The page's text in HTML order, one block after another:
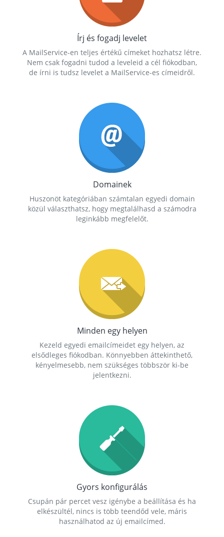
Írj és fogadj levelet
A MailService-en teljes értékű címeket hozhatsz létre.
Nem csak fogadni tudod a leveleid a cél fiókodban,
de írni is tudsz levelet a MailService-es címeidről.
Domainek
Huszonöt kategóriában számtalan egyedi domain
közül választhatsz, hogy megtalálhasd a számodra
leginkább megfelelőt.
Minden egy helyen
Kezeld egyedi emailcímeidet egy helyen, az
elsődleges fiókodban. Könnyebben áttekinthető,
kényelmesebb, nem szükséges többször ki-be
jelentkezni.
Gyors konfigurálás
Csupán pár percet vesz igénybe a beállítása és ha
elkészültél, nincs is több teendőd vele, máris
használhatod az új emailcímed.